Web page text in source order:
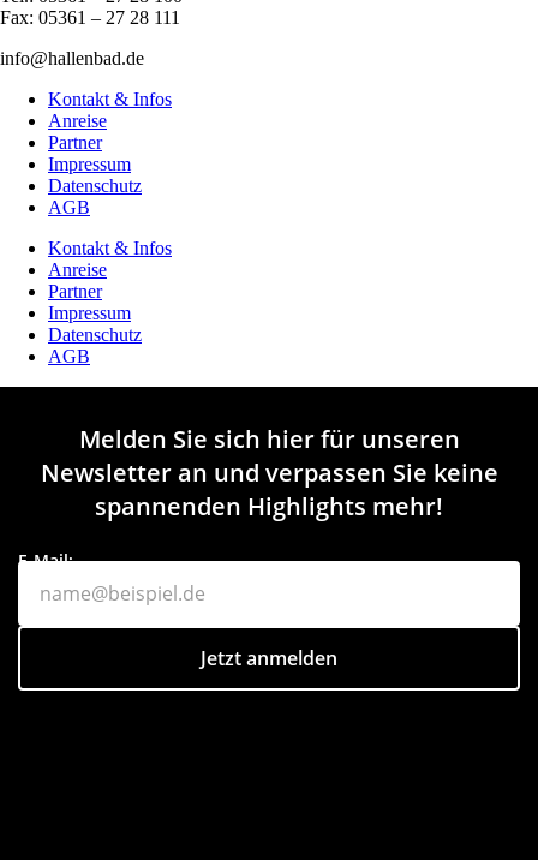
Fax: 05361 – 27 28 111
info@hallenbad.de
Kontakt & Infos
Anreise
Partner
Impressum
Datenschutz
AGB
Kontakt & Infos
Anreise
Partner
Impressum
Datenschutz
AGB